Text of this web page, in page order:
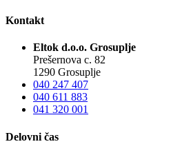
Kontakt
Eltok d.o.o. Grosuplje
Prešernova c. 82
1290 Grosuplje
040 247 407
040 611 883
041 320 001
Delovni čas